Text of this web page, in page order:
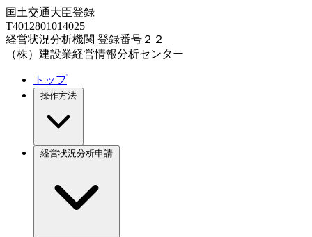
国土交通大臣登録
T4012801014025
経営状況分析機関 登録番号２２
（株）建設業経営情報分析センター
トップ
操作方法
経営状況分析申請